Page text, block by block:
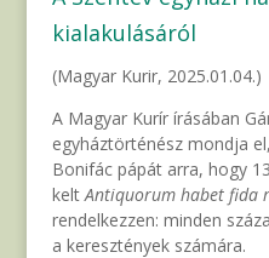
kialakulásáról
(Magyar Kurir, 2025.01.04.)
A Magyar Kurír írásában
egyháztörténész mondja
Bonifác pápát arra, hogy
keltAntiquorum habet fida
rendelkezzen: minden
a keresztények számára.